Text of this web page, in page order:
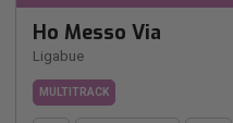
Ho Messo Via
Ligabue
MULTITRACK